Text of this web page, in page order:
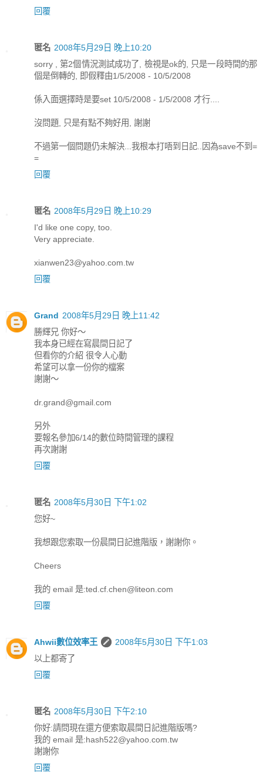
回覆
匿名 2008年5月29日 晚上10:20
sorry , 第2個情況測試成功了, 檢視是ok的, 只是一段時間的那
個是倒轉的, 即假釋由1/5/2008 - 10/5/2008
係入面選擇時是要set 10/5/2008 - 1/5/2008 才行....
沒問題, 只是有點不夠好用, 謝謝
不過第一個問題仍未解決...我根本打唔到日記..因為save不到=
=
回覆
匿名 2008年5月29日 晚上10:29
I'd like one copy, too.
Very appreciate.
xianwen23@yahoo.com.tw
回覆
Grand 2008年5月29日 晚上11:42
勝輝兄 你好～
我本身已經在寫晨間日記了
但看你的介紹 很令人心動
希望可以拿一份你的檔案
謝謝～
dr.grand@gmail.com
另外
要報名參加6/14的數位時間管理的課程
再次謝謝
回覆
匿名 2008年5月30日 下午1:02
您好~
我想跟您索取一份晨間日記進階版，謝謝你。
Cheers
我的 email 是:ted.cf.chen@liteon.com
回覆
Ahwii數位效率王
2008年5月30日 下午1:03
以上都寄了
回覆
匿名 2008年5月30日 下午2:10
你好:請問現在還方便索取晨間日記進階版嗎?
我的 email 是:hash522@yahoo.com.tw
謝謝你
回覆